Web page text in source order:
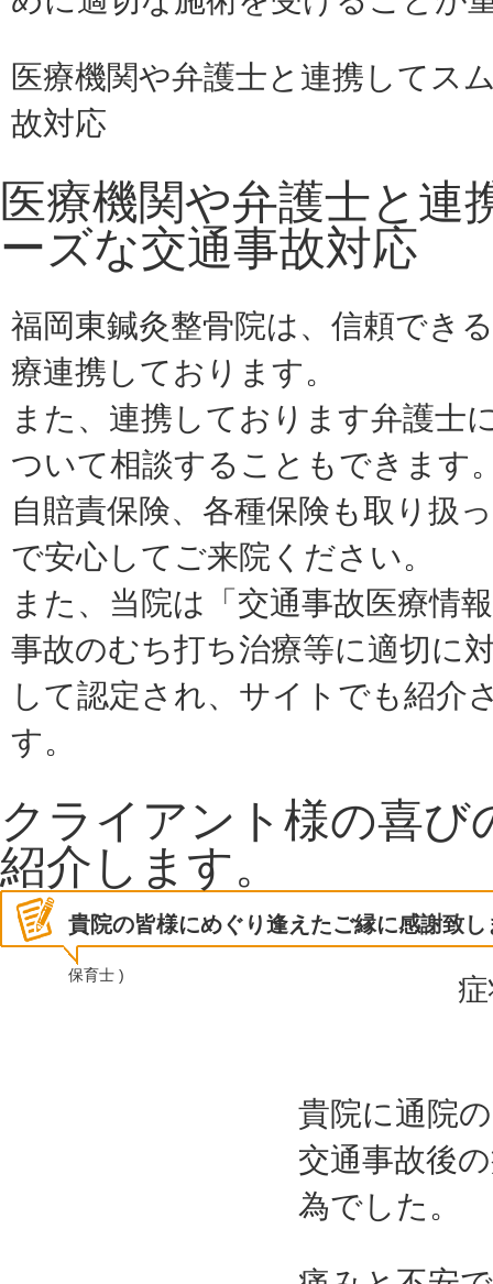
医療機関や弁護士と連携してス
故対応
医療機関や弁護士と連
ーズな交通事故対応
福岡東鍼灸整骨院は、信頼でき
療連携しております。
また、連携しております弁護士
ついて相談することもできます
自賠責保険、各種保険も取り扱
で安心してご来院ください。
また、当院は「交通事故医療情
事故のむち打ち治療等に適切に
して認定され、サイトでも紹介
す。
クライアント様の喜び
紹介します。
貴院の皆様にめぐり逢えたご縁に感謝致し
保育士 )
貴院に通院
交通事故後
為でした。